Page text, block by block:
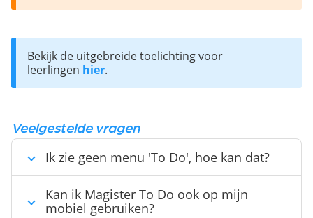
Bekijk de uitgebreide toelichting voor
leerlingen hier.
Veelgestelde vragen
Ik zie geen menu 'To Do', hoe kan dat?
Kan ik Magister To Do ook op mijn
mobiel gebruiken?